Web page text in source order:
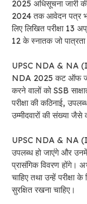
2025 अधिसूचना जारी
2024 तक आवेदन पत्र
लिए लिखित परीक्षा 13
12 के स्नातक जो
UPSC NDA & NA (I)
NDA 2025 कट ऑफ
करने वालों को SSB
परीक्षा की कठिनाई,
उम्मीदवारों की संख्या जैसे
UPSC NDA & NA (I)
उपलब्ध हो जाएंगे और
प्रासंगिक विवरण होंगे।
चाहिए तथा उन्हें परीक्षा
सुरक्षित रखना चाहिए।